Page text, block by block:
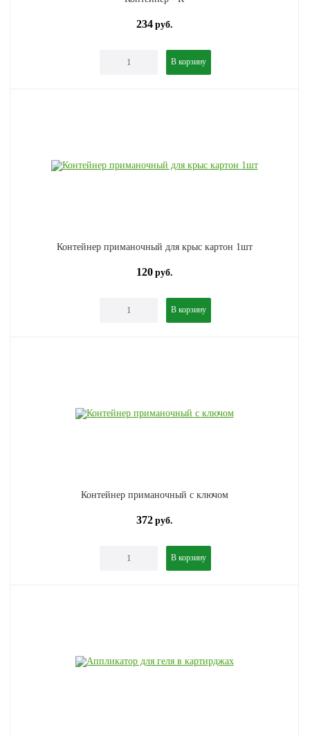
234 руб.
В корзину
Контейнер приманочный для крыс картон 1шт
120 руб.
В корзину
Контейнер приманочный с ключом
372 руб.
В корзину